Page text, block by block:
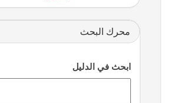
محرك البحث
ابحث في الدليل